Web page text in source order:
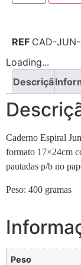
REF CAD-
Loading...
Descrição
Caderno Espiral
formato 17×24cm
pautadas p/b no
Peso: 400 gramas
Peso